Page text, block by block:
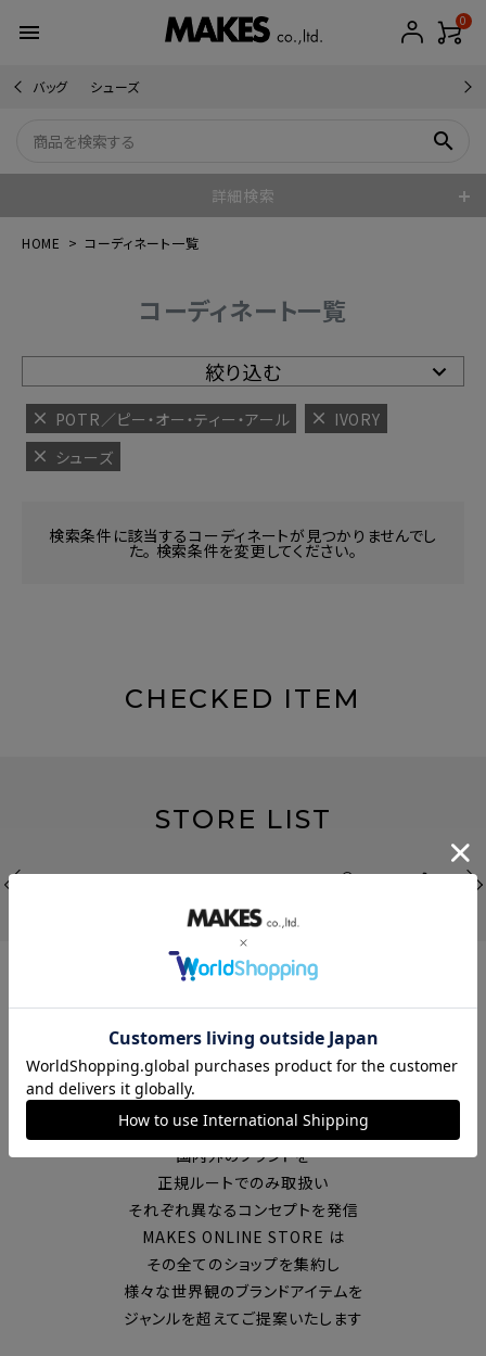
menu 0
バッグ シューズ
search
詳細検索
HOME コーディネート一覧
コーディネート一覧
絞り込む
POTR／ピー・オー・ティー・アール
IVORY
シューズ
検索条件に該当するコーディネートが見つかりませんでし
た。 検索条件を変更してください。
CHECKED ITEM
STORE LIST
富山の中心エリアで現在7店舗の
セレクトショップを展開
国内外のブランドを
正規ルートでのみ取扱い
それぞれ異なるコンセプトを発信
MAKES ONLINE STORE は
その全てのショップを集約し
様々な世界観のブランドアイテムを
ジャンルを超えてご提案いたします